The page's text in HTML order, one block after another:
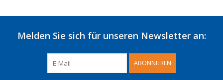
œ“ Sehr stabil
œ“ Niederländischer Hersteller
œ“ Einfach zu montieren zusammenbauen
Melden Sie sich für unseren Newsletter an:
ABONNIEREN